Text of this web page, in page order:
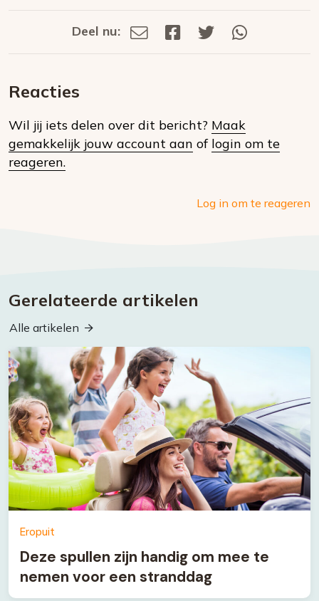
Deel
social
Deel nu:
Deel
Deel
Deel
Reacties
Wil jij iets delen over dit bericht? Maak
gemakkelijk jouw account aan of login om te
reageren.
Log in om te reageren
Gerelateerde artikelen
Alle artikelen
Eropuit
Deze spullen zijn handig om mee te
nemen voor een stranddag